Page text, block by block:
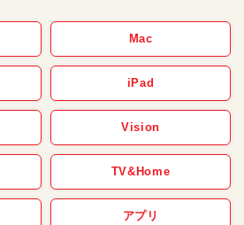
Mac
iPad
Vision
TV&Home
アプリ